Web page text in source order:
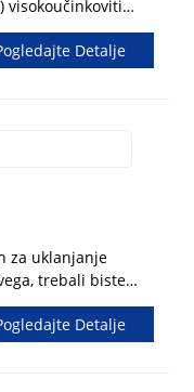
visokoučinkoviti
kompozitni
filter papir
(poli...
Detalje
za uklanjanje
trebali biste
puhati izravno
vidjeti ima li
Detalje